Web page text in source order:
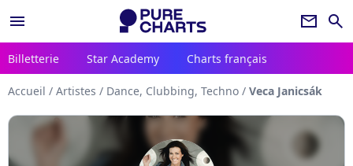
menu newsletter search
Billetterie Star Academy Charts français
Accueil / Artistes / Dance, Clubbing, Techno / Veca Janicsák